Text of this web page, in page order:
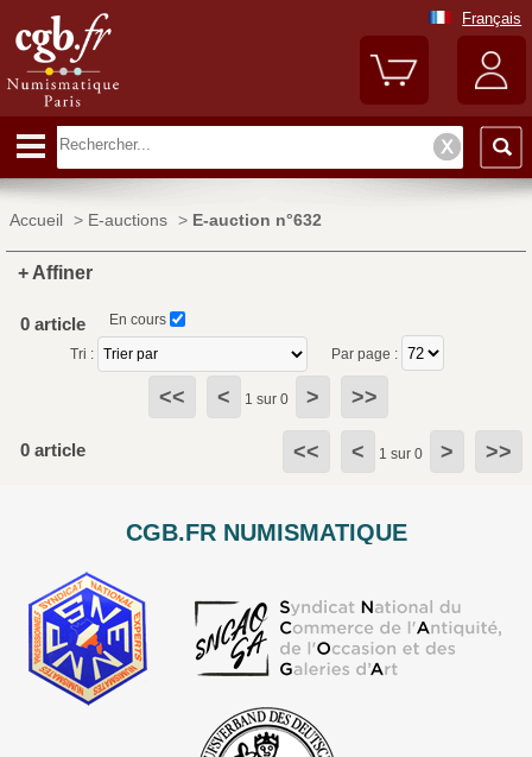
Français
Accueil > E-auctions > E-auction n°632
+ Affiner
0 article En cours
Tri : Par page :
<< < 1 sur 0 > >>
0 article << < 1 sur 0 > >>
CGB.FR NUMISMATIQUE